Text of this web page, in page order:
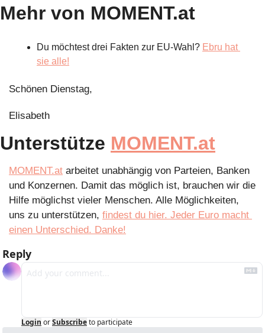
Mehr von MOMENT.at
Du möchtest drei Fakten zur EU-Wahl? Ebru hat
sie alle!
Schönen Dienstag,
Elisabeth
Unterstütze MOMENT.at
MOMENT.at arbeitet unabhängig von Parteien, Banken
und Konzernen. Damit das möglich ist, brauchen wir die
Hilfe möglichst vieler Menschen. Alle Möglichkeiten,
uns zu unterstützen, findest du hier. Jeder Euro macht
einen Unterschied. Danke!
Reply
Login orSubscribeto participate